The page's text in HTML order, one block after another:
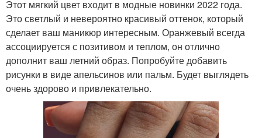
Этот мягкий цвет входит в модные новинки 2022 года.
Это светлый и невероятно красивый оттенок, который
сделает ваш маникюр интересным. Оранжевый всегда
ассоциируется с позитивом и теплом, он отлично
дополнит ваш летний образ. Попробуйте добавить
рисунки в виде апельсинов или пальм. Будет выглядеть
очень здорово и привлекательно.